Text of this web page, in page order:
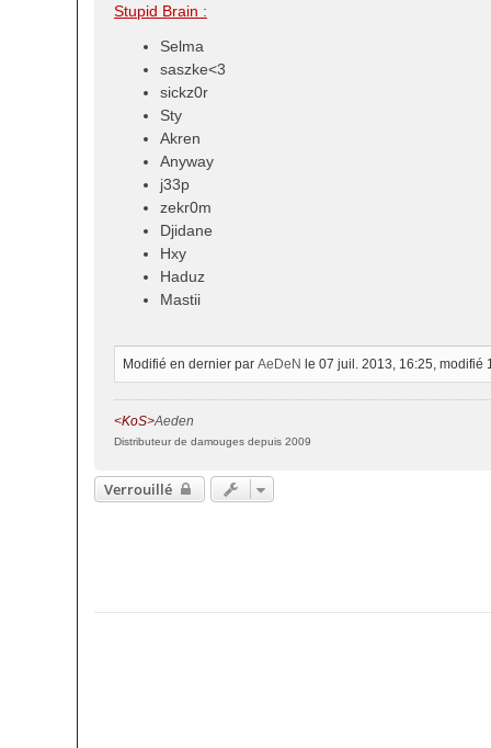
Stupid Brain :
Selma
saszke<3
sickz0r
Sty
Akren
Anyway
j33p
zekr0m
Djidane
Hxy
Haduz
Mastii
Modifié en dernier par AeDeN le 07 juil. 2013, 16:25, modifié
<KoS>Aeden
Distributeur de damouges depuis 2009
Verrouillé